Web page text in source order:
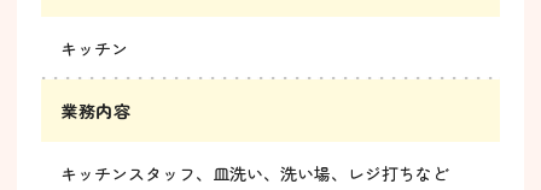
キッチン
業務内容
キッチンスタッフ、皿洗い、洗い場、レジ打ちなど